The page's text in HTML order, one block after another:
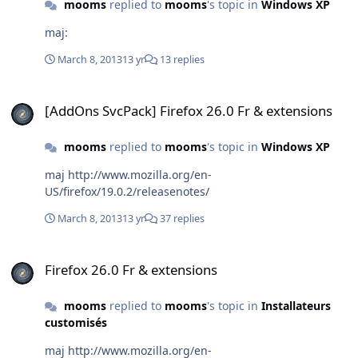
moomsreplied to mooms's topic in Windows XP
maj:
March 8, 201313 yr 13 replies
[AddOns SvcPack] Firefox 26.0 Fr & extensions
moomsreplied to mooms's topic in Windows XP
maj http://www.mozilla.org/en-
US/firefox/19.0.2/releasenotes/
March 8, 201313 yr 37 replies
Firefox 26.0 Fr & extensions
moomsreplied to mooms's topic in Installateurs
customisés
maj http://www.mozilla.org/en-